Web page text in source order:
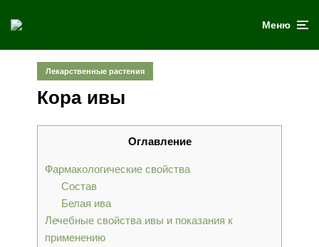
Меню
Лекарственные растения
Кора ивы
Оглавление
Фармакологические свойства
Состав
Белая ива
Лечебные свойства ивы и показания к
применению